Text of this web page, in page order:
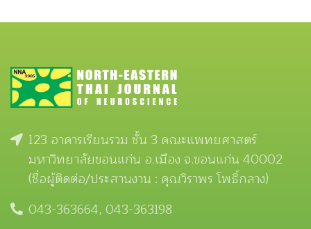
123 อาคารเรียนรวม ชั้น 3 คณะแพทยศาสตร์
มหาวิทยาลัยขอนแก่น อ.เมือง จ.ขอนแก่น 40002
(ชื่อผู้ติดต่อ/ประสานงาน : คุณวิราพร โพธิ์กลาง)
043-363664, 043-363198